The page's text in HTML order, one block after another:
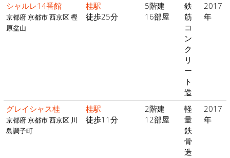
シャルレ14番館
京都府 京都市 西京区 樫
原盆山
桂駅
徒歩25分
5階建
16部屋
鉄
筋
コ
ン
ク
リ
ー
ト
造
2017
年
グレイシャス桂
京都府 京都市 西京区 川
島調子町
桂駅
徒歩11分
2階建
12部屋
軽
量
鉄
骨
造
2017
年